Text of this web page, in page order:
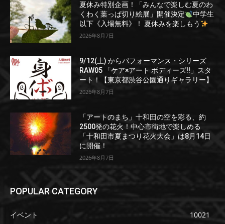
夏休み特別企画！「みんなで楽しむ夏のわ
くわく葉っぱ切り絵展」開催決定
中学生
以下《入場無料》！ 夏休みを楽しもう
2026年8月7日
9/12(土) からパフォーマンス・シリーズ
RAW05 「ケア×アート ボディーズ!!」スタ
ート！【東京都渋谷公園通りギャラリー】
2026年8月7日
「アートのまち」十和田の空を彩る、約
2500発の花火！中心市街地で楽しめる
「十和田市夏まつり花火大会」は8月14日
に開催！
2026年8月7日
POPULAR CATEGORY
イベント
10021